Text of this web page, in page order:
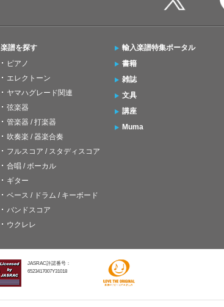
楽譜を探す
ピアノ
エレクトーン
ヤマハグレード関連
弦楽器
管楽器 / 打楽器
吹奏楽 / 器楽合奏
フルスコア / スタディスコア
合唱 / ボーカル
ギター
ベース / ドラム / キーボード
バンドスコア
ウクレレ
輸入楽譜特集ポータル
書籍
雑誌
文具
講座
Muma
JASRAC許諾番号：
6523417007Y31018